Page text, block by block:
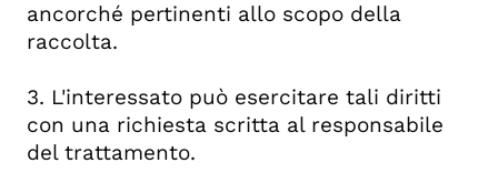
ancorché pertinenti allo scopo della
raccolta.
3. L'interessato può esercitare tali diritti
con una richiesta scritta al responsabile
del trattamento.